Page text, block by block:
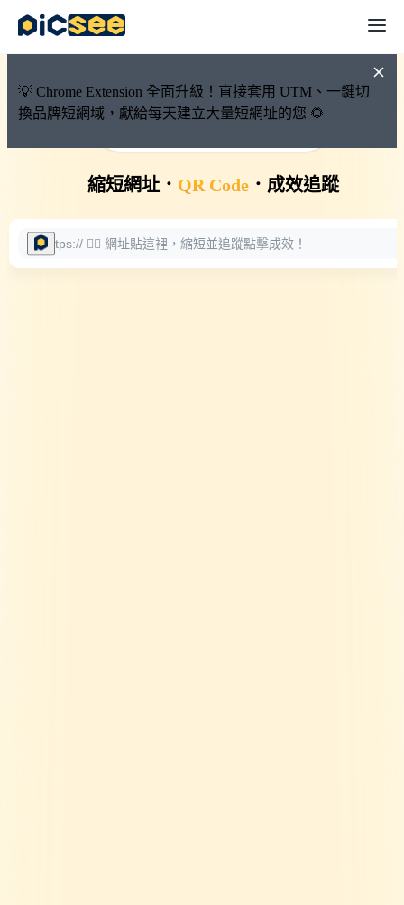
💡 Chrome Extension 全面升級！直接套用 UTM、一鍵切
換品牌短網域，獻給每天建立大量短網址的您 🌻
🚀 PicSee 短網址永久有效
縮短網址． QR Code． 成效追蹤